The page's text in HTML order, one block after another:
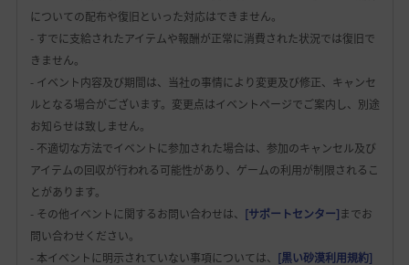
についての配布や復旧といった対応はできません。
- すでに支給されたアイテムや報酬が正常に消費された状況では復旧で
きません。
- イベント内容及び期間は、当社の事情により変更及び修正、キャンセ
ルとなる場合がございます。変更点はイベントページでご案内し、別途
お知らせは致しません。
- 不適切な方法でイベントに参加された場合は、参加のキャンセル及び
アイテムの回収が行われる可能性があり、ゲームの利用が制限されるこ
とがあります。
- その他イベントに関するお問い合わせは、 [サポートセンター]までお
問い合わせください。
- 本イベントに明示されていない事項については、 [黒い砂漠利用規約]